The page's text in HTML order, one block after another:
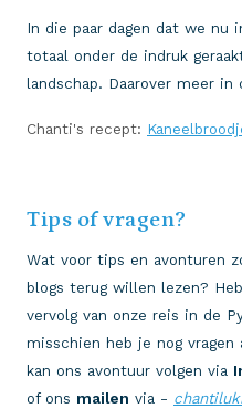
In die paar dagen dat we nu
totaal onder de indruk
landschap. Daarover meer in
Chanti's recept:
Tips of vragen?
Wat voor tips en avonturen
blogs terug willen lezen?
vervolg van onze reis in de
misschien heb je nog vragen
kan ons avontuur volgen via
of ons mailen via -